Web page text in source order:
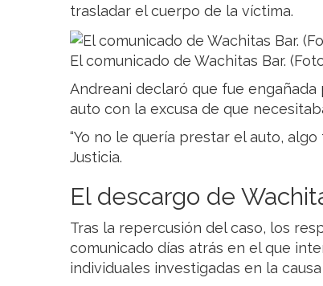
trasladar el cuerpo de la víctima.
El comunicado de Wachitas Bar.
Andreani declaró que fue
auto con la excusa de que
“Yo no le quería prestar el auto,
Justicia.
El descargo de
Tras la repercusión del caso, los
comunicado días atrás en el que
individuales investigadas en la